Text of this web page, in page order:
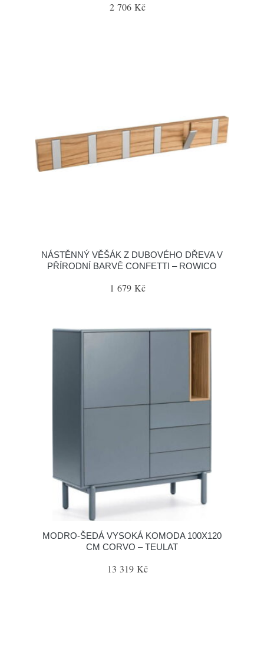
2 706 Kč
NÁSTĚNNÝ VĚŠÁK Z DUBOVÉHO DŘEVA V
PŘÍRODNÍ BARVĚ CONFETTI – ROWICO
1 679 Kč
MODRO-ŠEDÁ VYSOKÁ KOMODA 100X120
CM CORVO – TEULAT
13 319 Kč